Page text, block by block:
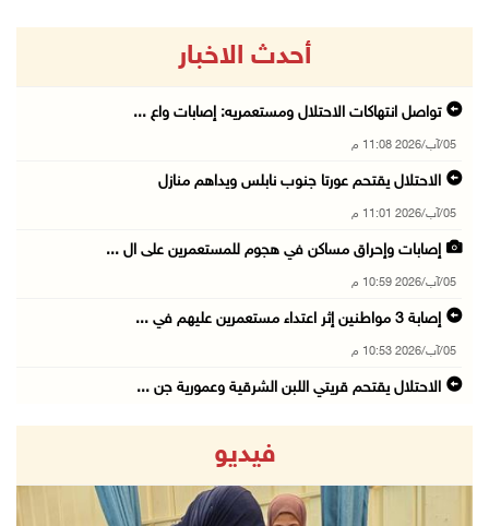
أحدث الاخبار
تواصل انتهاكات الاحتلال ومستعمريه: إصابات واع ...
05/آب/2026 11:08 م
الاحتلال يقتحم عورتا جنوب نابلس ويداهم منازل
05/آب/2026 11:01 م
إصابات وإحراق مساكن في هجوم للمستعمرين على ال ...
05/آب/2026 10:59 م
إصابة 3 مواطنين إثر اعتداء مستعمرين عليهم في ...
05/آب/2026 10:53 م
الاحتلال يقتحم قريتي اللبن الشرقية وعمورية جن ...
الوزيرة شاهين تبحث مع نظيرها المصري مستجدات ا ...
05/آب/2026 10:43 م
فيديو